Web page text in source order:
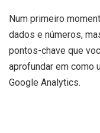
Num primeiro
dados e números,
pontos-chave que
aprofundar em como
Google Analytics.